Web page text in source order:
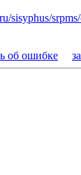
sisyphus/
об ошибке